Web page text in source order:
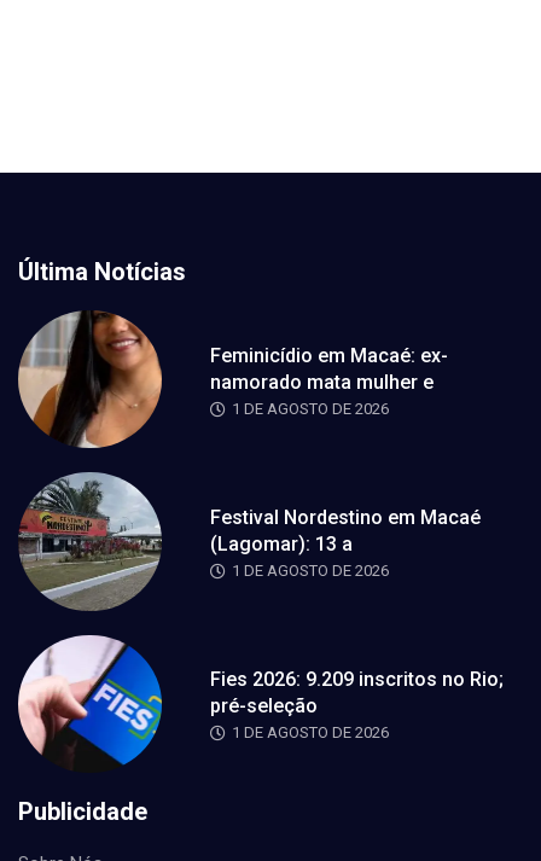
Última Notícias
Feminicídio em Macaé: ex-
namorado mata mulher e
1 DE AGOSTO DE 2026
Festival Nordestino em Macaé
(Lagomar): 13 a
1 DE AGOSTO DE 2026
Fies 2026: 9.209 inscritos no Rio;
pré-seleção
1 DE AGOSTO DE 2026
Publicidade